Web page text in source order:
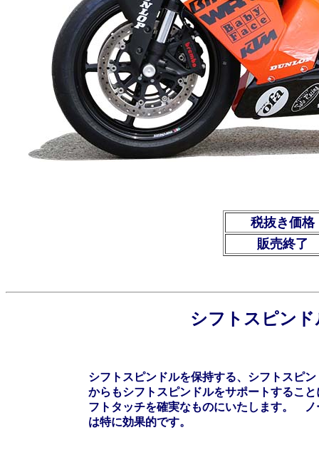
税抜き価格
販売終了
シフトスピン
シフトスピンドルを保持する、シフトスピ
からもシフトスピンドルをサポートするこ
フトタッチを確実なものにいたします。
は特に効果的です。